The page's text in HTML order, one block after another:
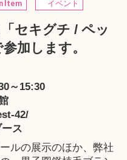
Item イベント
セキグチ / ペッ
加します。
～15:30
42/
ス
ルの展示のほか、弊社